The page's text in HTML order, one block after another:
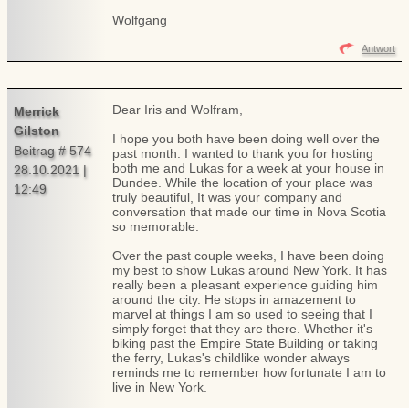
Wolfgang
Antwort
Merrick
Gilston
Beitrag # 574
28.10.2021 |
12:49
Dear Iris and Wolfram,
I hope you both have been doing well over the
past month. I wanted to thank you for hosting
both me and Lukas for a week at your house in
Dundee. While the location of your place was
truly beautiful, It was your company and
conversation that made our time in Nova Scotia
so memorable.
Over the past couple weeks, I have been doing
my best to show Lukas around New York. It has
really been a pleasant experience guiding him
around the city. He stops in amazement to
marvel at things I am so used to seeing that I
simply forget that they are there. Whether it's
biking past the Empire State Building or taking
the ferry, Lukas's childlike wonder always
reminds me to remember how fortunate I am to
live in New York.